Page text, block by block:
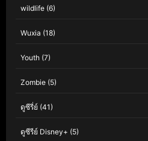
wildlife (6)
Wuxia (18)
Youth (7)
Zombie (5)
ดูซีรี่ย์ (41)
ดูซีรีย์ Disney+ (5)